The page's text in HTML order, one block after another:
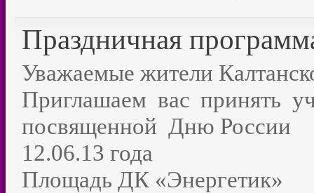
Праздничная
Уважаемые жители
Приглашаем вас принять
посвященной Дню России
12.06.13 года
Площадь ДК «Энергетик»